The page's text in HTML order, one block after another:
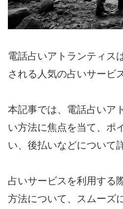
電話占いアトランティス
される人気の占いサービ
本記事では、電話占いア
い方法に焦点を当て、ポ
い、後払いなどについて
占いサービスを利用する
方法について、スムーズ